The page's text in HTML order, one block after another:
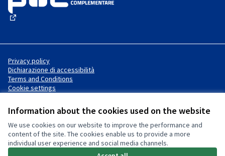
Information about the cookies used on the website
We use cookies on our website to improve the performance and
content of the site. The cookies enable us to provide a more
individual user experience and social media channels.
Privacy policy
Dichiarazione di accessibilità
Terms and Conditions
Cookie settings
Creative Commons License
(External link)Website made withfree software
(External link)
.